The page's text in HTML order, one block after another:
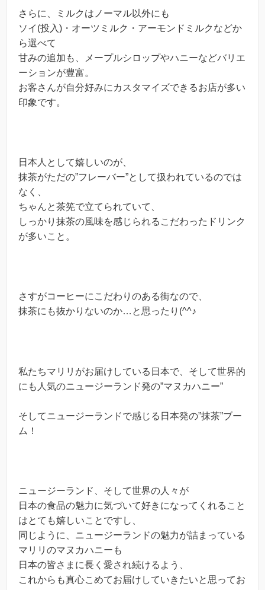
さらに、ミルクはノーマル以外にも
ソイ(投入)・オーツミルク・アーモンドミルクなどか
ら選べて
甘みの追加も、メープルシロップやハニーなどバリエ
ーションが豊富。
お客さんが自分好みにカスタマイズできるお店が多い
印象です。
日本人として嬉しいのが、
抹茶がただの”フレーバー”として扱われているのでは
なく、
ちゃんと茶筅で立てられていて、
しっかり抹茶の風味を感じられるこだわったドリンク
が多いこと。
さすがコーヒーにこだわりのある街なので、
抹茶にも抜かりないのか…と思ったり(^^♪
私たちマリリがお届けしている日本で、そして世界的
にも人気のニュージーランド発の”マヌカハニー”
そしてニュージーランドで感じる日本発の”抹茶”ブー
ム！
ニュージーランド、そして世界の人々が
日本の食品の魅力に気づいて好きになってくれること
はとても嬉しいことですし、
同じように、ニュージーランドの魅力が詰まっている
マリリのマヌカハニーも
日本の皆さまに長く愛され続けるよう、
これからも真心こめてお届けしていきたいと思ってお